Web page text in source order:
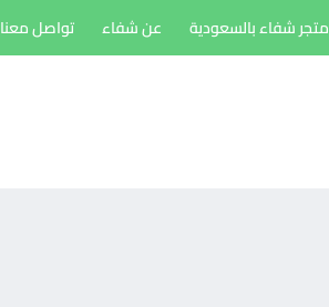
متجر شفاء بالسعودية عن شفاء تواصل معنا